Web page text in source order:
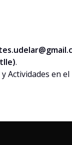
.
Actividades en